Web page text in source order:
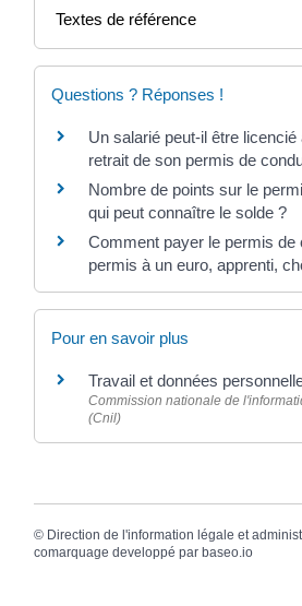
Textes de référence
Questions ? Réponses !
Un salarié peut-il être
retrait de son permis de
Nombre de points sur le
qui peut connaître le solde ?
Comment payer le permis de
permis à un euro, apprenti,
Pour en savoir plus
Travail et données
Commission nationale de
(Cnil)
© Direction de l'information légale et
comarquage developpé par baseo.io